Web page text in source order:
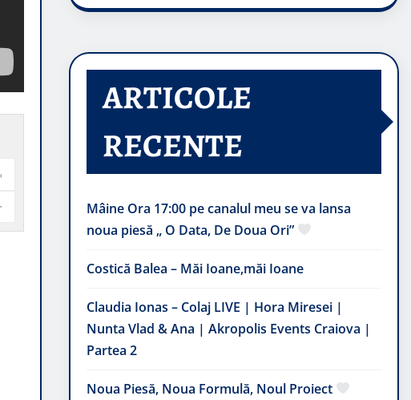
ARTICOLE
RECENTE
Mâine Ora 17:00 pe canalul meu se va lansa
noua piesă „ O Data, De Doua Ori”
Costică Balea – Măi Ioane,măi Ioane
Claudia Ionas – Colaj LIVE | Hora Miresei |
Nunta Vlad & Ana | Akropolis Events Craiova |
Partea 2
Noua Piesă, Noua Formulă, Noul Proiect